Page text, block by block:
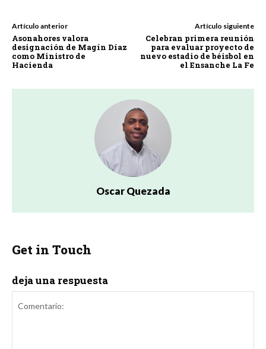
Artículo anterior
Asonahores valora
designación de Magín Díaz
como Ministro de
Hacienda
Artículo siguiente
Celebran primera reunión
para evaluar proyecto de
nuevo estadio de béisbol en
el Ensanche La Fe
Oscar Quezada
Get in Touch
deja una respuesta